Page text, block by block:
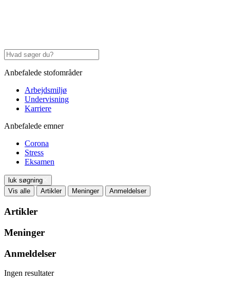
Anbefalede stofområder
Arbejdsmiljø
Undervisning
Karriere
Anbefalede emner
Corona
Stress
Eksamen
luk søgning
Vis alle
Artikler Meninger Anmeldelser
Artikler
Meninger
Anmeldelser
Ingen resultater